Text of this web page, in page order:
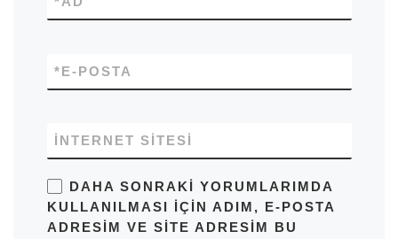
E-POSTA
*
İNTERNET SITESI
DAHA SONRAKI YORUMLARIMDA
KULLANILMASI IÇIN ADIM, E-POSTA
ADRESIM VE SITE ADRESIM BU